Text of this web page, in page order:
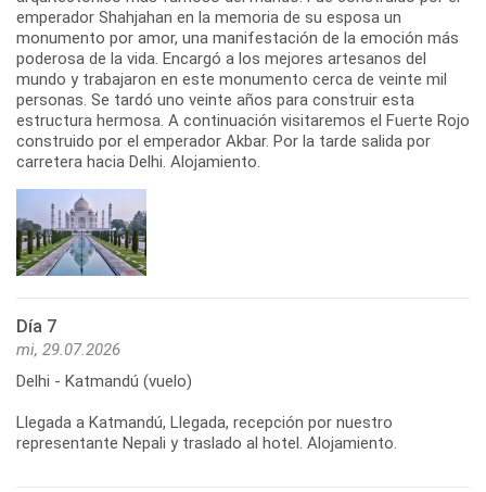
emperador Shahjahan en la memoria de su esposa un
monumento por amor, una manifestación de la emoción más
poderosa de la vida. Encargó a los mejores artesanos del
mundo y trabajaron en este monumento cerca de veinte mil
personas. Se tardó uno veinte años para construir esta
estructura hermosa. A continuación visitaremos el Fuerte Rojo
construido por el emperador Akbar. Por la tarde salida por
carretera hacia Delhi. Alojamiento.
Día 7
mi, 29.07.2026
Delhi - Katmandú (vuelo)
Llegada a Katmandú, Llegada, recepción por nuestro
representante Nepali y traslado al hotel. Alojamiento.